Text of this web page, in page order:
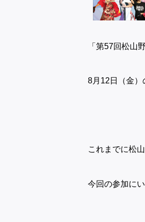
「第57回松山
8月12日（金）
これまでに松
今回の参加に